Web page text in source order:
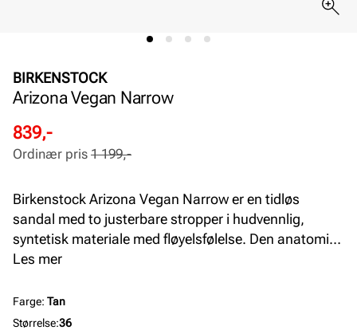
BIRKENSTOCK
Arizona Vegan Narrow
Rabattert
pris
839,-
Ordinær
pris
Ordinær pris 1 199,-
Birkenstock Arizona Vegan Narrow er en tidløs
sandal med to justerbare stropper i hudvennlig,
syntetisk materiale med fløyelsfølelse. Den anatomisk
formede fotsengen gir optimal komfort og støtte,
for deg som ønsker en vegansk og komfortabel
sandal til hverdagsbruk.
Les mer
Farge: Tan
Størrelse:36